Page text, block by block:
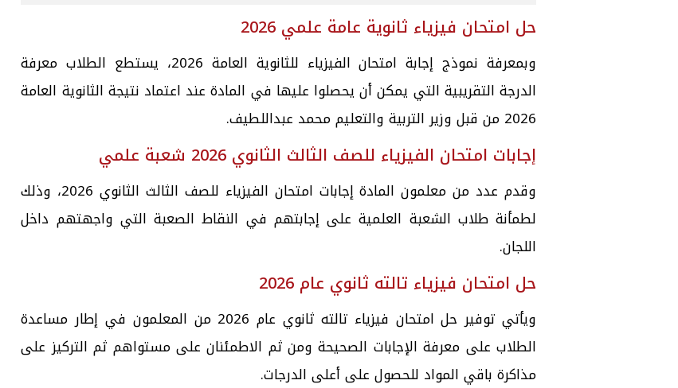
حل امتحان فيزياء ثانوية عامة علمي 2026
وبمعرفة نموذج إجابة امتحان الفيزياء للثانوية العامة 2026، يستطع الطلاب معرفة
الدرجة التقريبية التي يمكن أن يحصلوا عليها في المادة عند اعتماد نتيجة الثانوية العامة
2026 من قبل وزير التربية والتعليم محمد عبداللطيف.
إجابات امتحان الفيزياء للصف الثالث الثانوي 2026 شعبة علمي
وقدم عدد من معلمون المادة إجابات امتحان الفيزياء للصف الثالث الثانوي 2026، وذلك
لطمأنة طلاب الشعبة العلمية على إجابتهم في النقاط الصعبة التي واجهتهم داخل
اللجان.
حل امتحان فيزياء تالته ثانوي عام 2026
ويأتي توفير حل امتحان فيزياء تالته ثانوي عام 2026 من المعلمون في إطار مساعدة
الطلاب على معرفة الإجابات الصحيحة ومن ثم الاطمئنان على مستواهم ثم التركيز على
مذاكرة باقي المواد للحصول على أعلى الدرجات.